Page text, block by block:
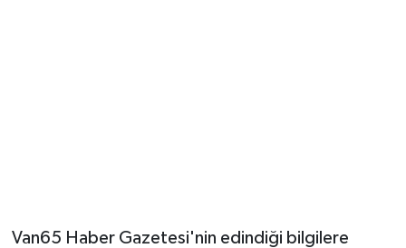
Van65 Haber Gazetesi'nin edindiği bilgilere